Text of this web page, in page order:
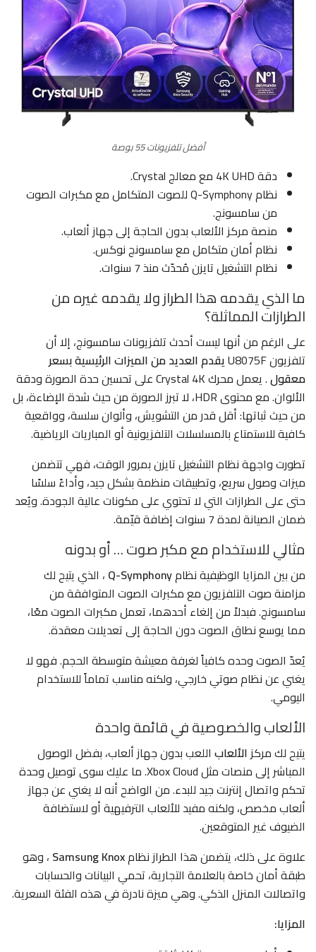
أفضل تلفزيونات 55 بوصة
دقة 4K UHD مع معالج Crystal.
نظام Q-Symphony للصوت المتكامل مع مكبرات الصوت
من سامسونج.
منصة مركز الألعاب بدون الحاجة إلى جهاز ألعاب.
نظام أمان متكامل مع سامسونج نوكس.
نظام التشغيل تايزن مُحدّث منذ 7 سنوات.
ما الذي يقدمه هذا الطراز ولا يقدمه غيره من
الطرازات المماثلة؟
على الرغم من أنها ليست أحدث تلفزيونات سامسونج، إلا أن
تلفزيون U8075F
يقدم العديد من الميزات الرئيسية بسعر
معقول
. يعمل محرك Crystal 4K على تحسين حدة الصورة ودقة
الألوان. مع محتوى HDR، لا تبرز الصورة من حيث شدة الإضاءة، بل
من حيث ثباتها: أقل قدر من التشويش، وألوان سلسة، وواقعية
كافية للاستمتاع بالمسلسلات التلفزيونية أو المباريات الرياضية.
تطورت واجهة نظام التشغيل تايزن بمرور الوقت، فهي تتضمن
ميزات وصول سريع، وتطبيقات منظمة بشكل جيد، وأداءً سلسًا
حتى على الطرازات التي لا تحتوي على مكونات عالية الجودة. ويُعد
ضمان الصيانة لمدة 7 سنوات إضافة قيّمة.
مثالي للاستخدام مع مكبر صوت … أو بدونه
من بين المزايا الوظيفية نظامQ-Symphony ، الذي يتيح لك
مزامنة صوت التلفزيون مع مكبرات الصوت المتوافقة من
سامسونج. فبدلاً من إلغاء أحدهما، تعمل مكبرات الصوت معًا،
مما يوسع نطاق الصوت دون الحاجة إلى تعديلات معقدة.
يُعدّ الصوت وحده كافياً لغرفة معيشة متوسطة الحجم. فهو لا
يغني عن نظام صوتي خارجي، ولكنه مناسب تماماً للاستخدام
اليومي.
الألعاب والخصوصية في قائمة واحدة
يتيح لك مركز الألعاب اللعب بدون جهاز ألعاب، بفضل الوصول
المباشر إلى منصات مثل Xbox Cloud. ما عليك سوى توصيل وحدة
تحكم واتصال إنترنت جيد للبدء. من الواضح أنه لا يغني عن جهاز
ألعاب مخصص، ولكنه مفيد للألعاب الترفيهية أو لاستضافة
الضيوف غير المتوقعين.
علاوة على ذلك، يتضمن هذا الطراز نظامSamsung Knox ، وهو
طبقة أمان خاصة بالعلامة التجارية، تحمي البيانات والحسابات
واتصالات المنزل الذكي. وهي ميزة نادرة في هذه الفئة السعرية.
المزايا: